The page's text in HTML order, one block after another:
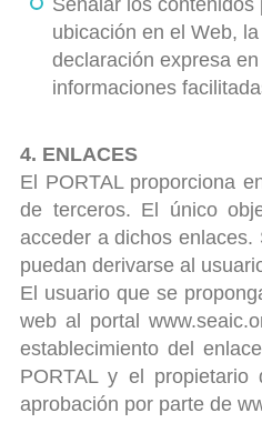
Señalar los
ubicación en el Web,
declaración expresa
informaciones
4. ENLACES
El PORTAL proporciona
de terceros. El único
acceder a dichos
puedan derivarse al
El usuario que se
web al portal
establecimiento del
PORTAL y el
aprobación por parte de